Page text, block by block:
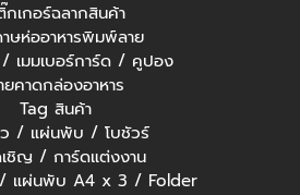
กเกอร์ฉลากสินค้า
าษห่ออาหารพิมพ์ลาย
เมมเบอร์การ์ด / คูปอง
ยคาดกล่องอาหาร
Tag สินค้า
/ แผ่นพับ / โบชัวร์
เชิญ / การ์ดแต่งงาน
แผ่นพับ A4 x 3 / Folder